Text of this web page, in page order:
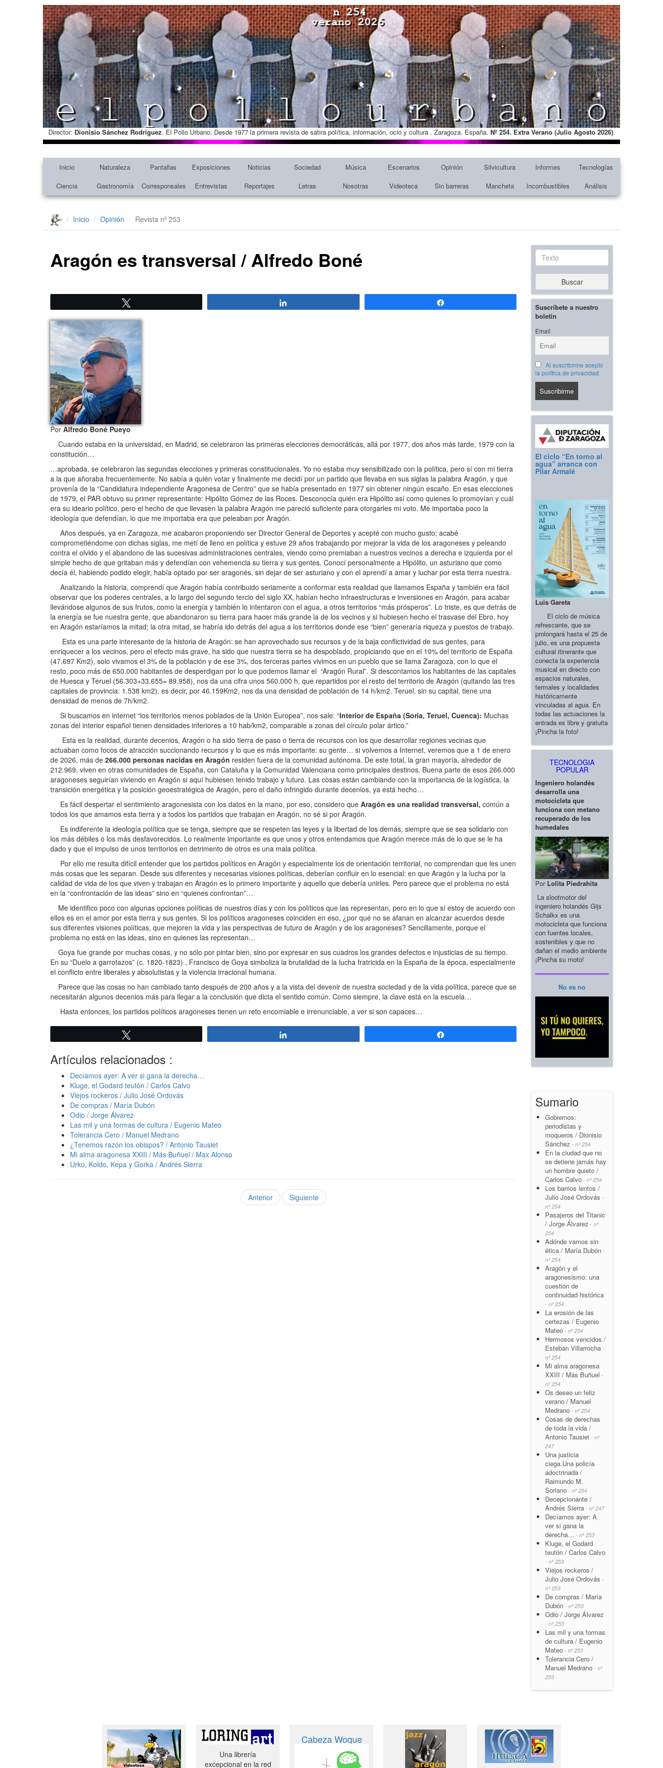
Director: Dionisio Sánchez Rodríguez. El Pollo Urbano. Desde 1977 la primera revista de sátira política, información, ocio y cultura . Zaragoza. España. Nº 254. Extra Verano (Julio Agosto 2026).
Inicio Naturaleza Pantallas Exposiciones Noticias Sociedad Música Escenarios Opinión Silvicultura Informes
Tecnologías
Ciencia
Gastronomía Corresponsales Entrevistas Reportajes Letras Nosotras Videoteca Sin barreras Mancheta Incombustibles Análisis
Inicio Opinión Revista nº 253
Aragón es transversal / Alfredo Boné
PorAlfredo Boné Pueyo
Cuando estaba en la universidad, en Madrid, se celebraron las primeras elecciones democráticas, allá por 1977, dos años más tarde, 1979 con la
constitución…
…aprobada, se celebraron las segundas elecciones y primeras constitucionales. Yo no estaba muy sensibilizado con la política, pero sí con mi tierra
a la que añoraba frecuentemente. No sabía a quién votar y finalmente me decidí por un partido que llevaba en sus siglas la palabra Aragón, y que
provenía de la “Candidatura independiente Aragonesa de Centro” que se había presentado en 1977 sin obtener ningún escaño. En esas elecciones
de 1979, el PAR obtuvo su primer representante: Hipólito Gómez de las Roces. Desconocía quién era Hipólito así como quienes lo promovían y cuál
era su ideario político, pero el hecho de que llevasen la palabra Aragón me pareció suficiente para otorgarles mi voto. Me importaba poco la
ideología que defendían, lo que me importaba era que peleaban por Aragón.
Años después, ya en Zaragoza, me acabaron proponiendo ser Director General de Deportes y acepté con mucho gusto; acabé
comprometiéndome con dichas siglas, me metí de lleno en política y estuve 29 años trabajando por mejorar la vida de los aragoneses y peleando
contra el olvido y el abandono de las sucesivas administraciones centrales, viendo como premiaban a nuestros vecinos a derecha e izquierda por el
simple hecho de que gritaban más y defendían con vehemencia su tierra y sus gentes. Conocí personalmente a Hipólito, un asturiano que como
decía él, habiendo podido elegir, había optado por ser aragonés, sin dejar de ser asturiano y con el aprendí a amar y luchar por esta tierra nuestra.
Analizando la historia, comprendí que Aragón había contribuido seriamente a conformar esta realidad que llamamos España y también era fácil
observar que los poderes centrales, a lo largo del segundo tercio del siglo XX, habían hecho infraestructuras e inversiones en Aragón, para acabar
llevándose algunos de sus frutos, como la energía y también lo intentaron con el agua, a otros territorios “más prósperos”. Lo triste, es que detrás de
la energía se fue nuestra gente, que abandonaron su tierra para hacer más grande la de los vecinos y si hubiesen hecho el trasvase del Ebro, hoy
en Aragón estaríamos la mitad; la otra mitad, se habría ido detrás del agua a los territorios donde ese “bien” generaría riqueza y puestos de trabajo.
Esta es una parte interesante de la historia de Aragón: se han aprovechado sus recursos y de la baja conflictividad de sus gentes, para
enriquecer a los vecinos, pero el efecto más grave, ha sido que nuestra tierra se ha despoblado, propiciando que en el 10% del territorio de España
(47.697 Km2), solo vivamos el 3% de la población y de ese 3%, dos terceras partes vivimos en un pueblo que se llama Zaragoza, con lo que el
resto, poco más de 650.000 habitantes de desperdigan por lo que podemos llamar el “Aragón Rural”. Si descontamos los habitantes de las capitales
de Huesca y Teruel (56.303+33.655= 89.958), nos da una cifra unos 560.000 h, que repartidos por el resto del territorio de Aragón (quitando las tres
capitales de provincia: 1.538 km2), es decir, por 46.159Km2, nos da una densidad de población de 14 h/km2. Teruel, sin su capital, tiene una
densidad de menos de 7h/km2.
Si buscamos en internet “los territorios menos poblados de la Unión Europea”, nos sale: “Interior de España (Soria, Teruel, Cuenca): Muchas
zonas del interior español tienen densidades inferiores a 10 hab/km2, comparable a zonas del círculo polar ártico.”
Esta es la realidad, durante decenios, Aragón o ha sido tierra de paso o tierra de recursos con los que desarrollar regiones vecinas que
actuaban como focos de atracción succionando recursos y lo que es más importante: su gente… si volvemos a Internet, veremos que a 1 de enero
de 2026, más de 266.000 personas nacidas en Aragón residen fuera de la comunidad autónoma. De este total, la gran mayoría, alrededor de
212.969, viven en otras comunidades de España, con Cataluña y la Comunidad Valenciana como principales destinos. Buena parte de esos 266.000
aragoneses seguirían viviendo en Aragón si aquí hubiesen tenido trabajo y futuro. Las cosas están cambiando con la importancia de la logística, la
transición energética y la posición geoestratégica de Aragón, pero el daño infringido durante decenios, ya está hecho…
Es fácil despertar el sentimiento aragonesista con los datos en la mano, por eso, considero que Aragón es una realidad transversal, común a
todos los que amamos esta tierra y a todos los partidos que trabajan en Aragón, no sé si por Aragón.
Es indiferente la ideología política que se tenga, siempre que se respeten las leyes y la libertad de los demás, siempre que se sea solidario con
los más débiles o los más desfavorecidos. Lo realmente importante es que unos y otros entendamos que Aragón merece más de lo que se le ha
dado y que el impulso de unos territorios en detrimento de otros es una mala política.
Por ello me resulta difícil entender que los partidos políticos en Aragón y especialmente los de orientación territorial, no comprendan que les unen
más cosas que les separan. Desde sus diferentes y necesarias visiones políticas, deberían confluir en lo esencial: en que Aragón y la lucha por la
calidad de vida de los que viven y trabajan en Aragón es lo primero importante y aquello que debería unirles. Pero parece que el problema no está
en la “confrontación de las ideas” sino en “quienes confrontan”…
Me identifico poco con algunas opciones políticas de nuestros días y con los políticos que las representan, pero en lo que sí estoy de acuerdo con
ellos es en el amor por esta tierra y sus gentes. Si los políticos aragoneses coinciden en eso, ¿por qué no se afanan en alcanzar acuerdos desde
sus diferentes visiones políticas, que mejoren la vida y las perspectivas de futuro de Aragón y de los aragoneses? Sencillamente, porque el
problema no está en las ideas, sino en quienes las representan…
Goya fue grande por muchas cosas, y no sólo por pintar bien, sino por expresar en sus cuadros los grandes defectos e injusticias de su tiempo.
En su “Duelo a garrotazos” (c. 1820-1823) , Francisco de Goya simboliza la brutalidad de la lucha fratricida en la España de la época, especialmente
el conflicto entre liberales y absolutistas y la violencia irracional humana.
Parece que las cosas no han cambiado tanto después de 200 años y a la vista del devenir de nuestra sociedad y de la vida política, parece que se
necesitarán algunos decenios más para llegar a la conclusión que dicta el sentido común. Como siempre, la clave está en la escuela…
Hasta entonces, los partidos políticos aragoneses tienen un reto encomiable e irrenunciable, a ver si son capaces…
Artículos relacionados :
Decíamos ayer: A ver si gana la derecha…
Kluge, el Godard teutón / Carlos Calvo
Viejos rockeros / Julio José Ordovás
De compras / María Dubón
Odio / Jorge Álvarez
Las mil y una formas de cultura / Eugenio Mateo
Tolerancia Cero / Manuel Medrano
¿Tenemos razón los obispos? / Antonio Tausiet
Mi alma aragonesa XXIII / Más Buñuel / Max Alonso
Urko, Koldo, Kepa y Gorka / Andrés Sierra
Anterior Siguiente
Texto
Buscar
Suscríbete a nuestro
boletín
Email
Al suscribirme acepto
la política de privacidad
El ciclo “En torno al
agua” arranca con
Pilar Armalé
Luis Gareta
El ciclo de música
refrescante, que se
prolongará hasta el 25 de
julio, es una propuesta
cultural itinerante que
conecta la experiencia
musical en directo con
espacios naturales,
termales y localidades
históricamente
vinculadas al agua. En
todas las actuaciones la
entrada es libre y gratuita
¡Pincha la foto!
TECNOLOGIA
POPULAR
Ingeniero holandés
desarrolla una
motocicleta que
funciona con metano
recuperado de los
humedales
Por Lolita Piedrahita
La slootmotor del
ingeniero holandés Gijs
Schalkx es una
motocicleta que funciona
con fuentes locales,
sostenibles y que no
dañan el medio ambiente
¡Pincha su moto!
No es no
Sumario
Gobiernos:
periodistas y
moqueros / Dionisio
Sánchez - nº 254
En la ciudad que no
se detiene jamás hay
un hombre quieto /
Carlos Calvo - nº 254
Los barrios lentos /
Julio José Ordovás -
nº 254
Pasajeros del Titanic
/ Jorge Álvarez - nº
254
Adónde vamos sin
ética / María Dubón -
nº 254
Aragón y el
aragonesismo: una
cuestión de
continuidad histórica
- nº 254
La erosión de las
certezas / Eugenio
Mateo - nº 254
Hermosos vencidos /
Esteban Villarrocha -
nº 254
Mi alma aragonesa
XXIII / Más Buñuel -
nº 254
Os deseo un feliz
verano / Manuel
Medrano - nº 254
Cosas de derechas
de toda la vida /
Antonio Tausiet - nº
247
Una justicia
ciega.Una policía
adoctrinada /
Raimundo M.
Soriano - nº 254
Decepcionante /
Andrés Sierra - nº 247
Decíamos ayer: A
ver si gana la
derecha… - nº 253
Kluge, el Godard
teutón / Carlos Calvo
- nº 253
Viejos rockeros /
Julio José Ordovás -
nº 253
De compras / María
Dubón - nº 253
Odio / Jorge Álvarez
- nº 253
Las mil y una formas
de cultura / Eugenio
Mateo - nº 253
Tolerancia Cero /
Manuel Medrano - nº
253
Una librería
excepcional en la red
Cabeza Woque